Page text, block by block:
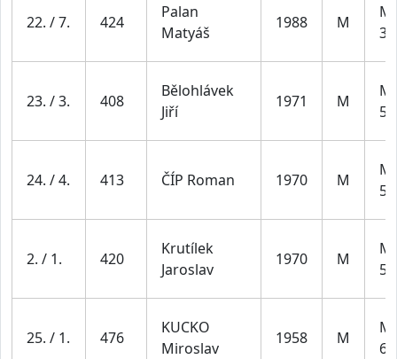
22. / 7. 424
Palan
Matyáš
1988 M
23. / 3. 408
Bělohlávek
Jiří
1971 M
24. / 4. 413 ČÍP Roman 1970 M
2. / 1. 420
Krutílek
Jaroslav
1970 M
25. / 1. 476
KUCKO
Miroslav
1958 M